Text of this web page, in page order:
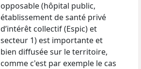
opposable (hôpital public,
établissement de santé privé
d’intérêt collectif (Espic) et
secteur 1) est importante et
bien diffusée sur le territoire,
comme c'est par exemple le cas